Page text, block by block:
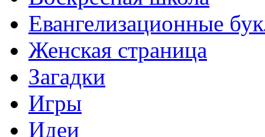
Евангелизационные
Женская страница
Загадки
Игры
Идеи